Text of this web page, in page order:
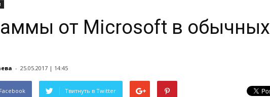
от Microsoft в обычных
- 25.05.2017 | 14:45
Твитнуть в Twitter